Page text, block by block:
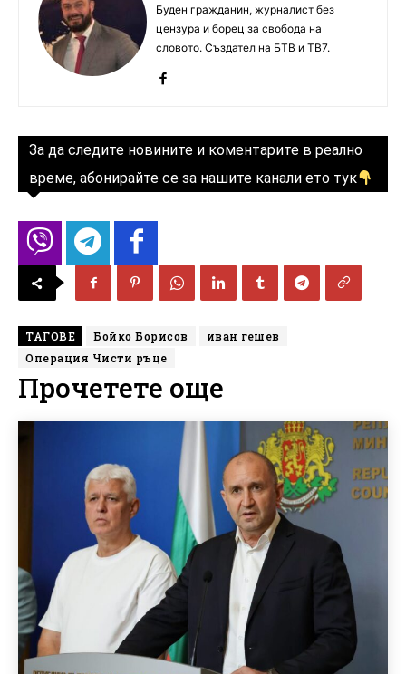
Буден гражданин, журналист без
цензура и борец за свобода на
словото. Създател на БТВ и ТВ7.
За да следите новините и коментарите в реално
време, абонирайте се за нашите канали ето тук
ТАГОВЕ Бойко Борисов
иван гешев
Операция Чисти ръце
Прочетете още